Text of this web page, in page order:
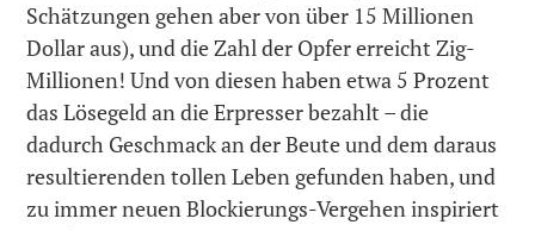
Schätzungen gehen aber von über 15 Millionen
Dollar aus), und die Zahl der Opfer erreicht Zig-
Millionen! Und von diesen haben etwa 5 Prozent
das Lösegeld an die Erpresser bezahlt – die
dadurch Geschmack an der Beute und dem daraus
resultierenden tollen Leben gefunden haben, und
zu immer neuen Blockierungs-Vergehen inspiriert